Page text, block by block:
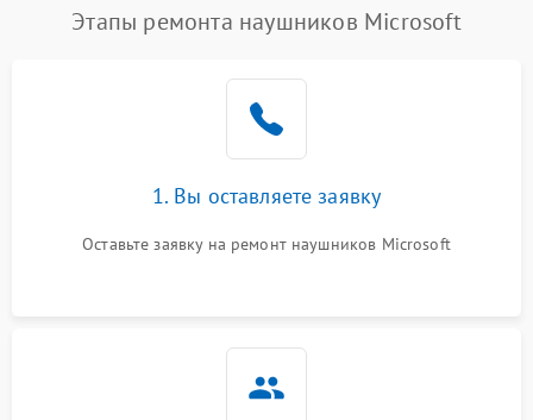
Этапы ремонта наушников Microsoft
1. Вы оставляете заявку
Оставьте заявку на ремонт наушников Microsoft